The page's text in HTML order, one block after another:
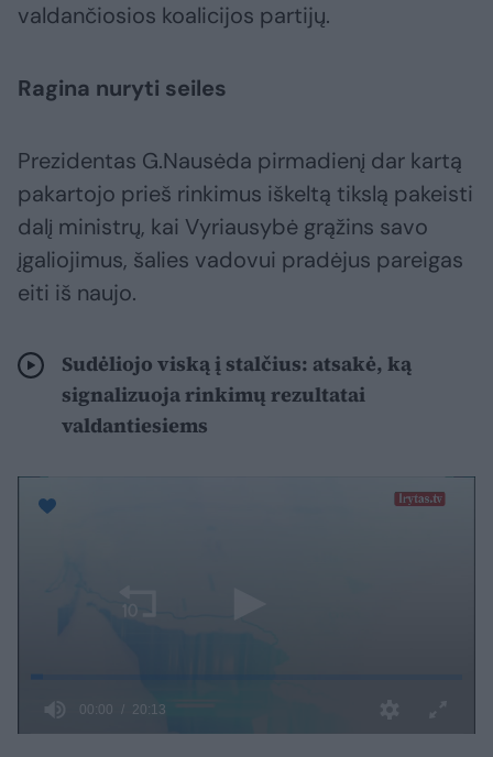
valdančiosios koalicijos partijų.
Ragina nuryti seiles
Prezidentas G.Nausėda pirmadienį dar kartą
pakartojo prieš rinkimus iškeltą tikslą pakeisti
dalį ministrų, kai Vyriausybė grąžins savo
įgaliojimus, šalies vadovui pradėjus pareigas
eiti iš naujo.
Sudėliojo viską į stalčius: atsakė, ką
signalizuoja rinkimų rezultatai
valdantiesiems